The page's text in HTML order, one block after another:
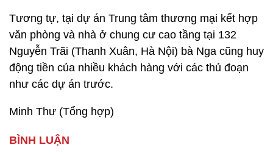
Tương tự, tại dự án Trung tâm thương mại kết hợp
văn phòng và nhà ở chung cư cao tầng tại 132
Nguyễn Trãi (Thanh Xuân, Hà Nội) bà Nga cũng huy
động tiền của nhiều khách hàng với các thủ đoạn
như các dự án trước.
Minh Thư (Tổng hợp)